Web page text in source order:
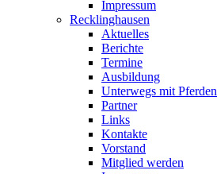
Impressum
Recklinghausen
Aktuelles
Berichte
Termine
Ausbildung
Unterwegs mit Pferden
Partner
Links
Kontakte
Vorstand
Mitglied werden